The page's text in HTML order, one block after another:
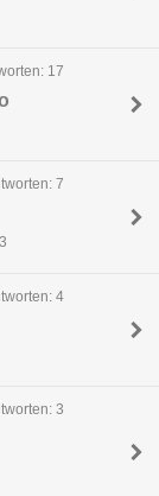
17
7
4
3